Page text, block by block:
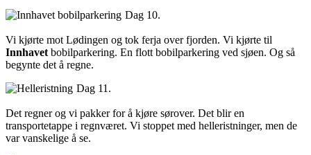
Dag 10.
Vi kjørte mot Lødingen og tok ferja over fjorden. Vi kjørte til
Innhavet bobilparkering. En flott bobilparkering ved sjøen. Og så
begynte det å regne.
Dag 11.
Det regner og vi pakker for å kjøre sørover. Det blir en
transportetappe i regnværet. Vi stoppet med helleristninger, men de
var vanskelige å se.